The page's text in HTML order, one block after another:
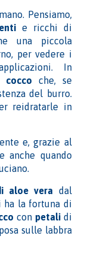
Pensiamo,
e ricchi di
una piccola
per vedere i
In
cocco che, se
del burro.
reidratarle in
e, grazie al
anche quando
aloe vera dal
ha la fortuna di
con petalidi
sulle labbra